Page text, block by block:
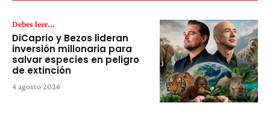
Debes leer...
DiCaprio y Bezos lideran
inversión millonaria para
salvar especies en peligro
de extinción
4 agosto 2026